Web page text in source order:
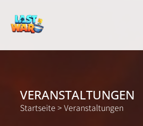
VERANSTALTUNGEN
Startseite > Veranstaltungen